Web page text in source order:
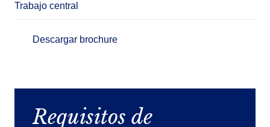
Trabajo central
Descargar brochure
Requisitos de